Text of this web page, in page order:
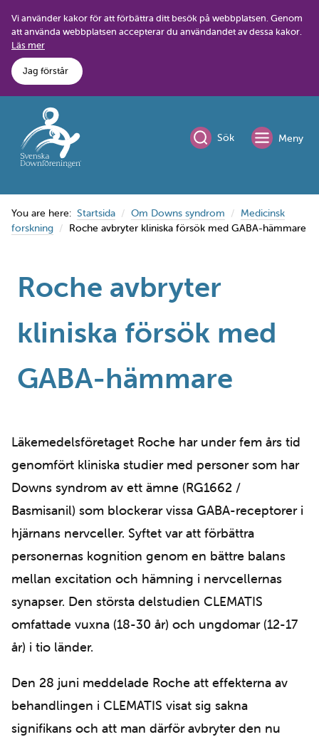
content
Vi använder kakor för att förbättra ditt besök på webbplatsen. Genom
att använda webbplatsen accepterar du användandet av dessa kakor.
Läs mer
Jag förstår
Sök Meny
You are here: Startsida Om Downs syndrom
Medicinsk
forskning
Roche avbryter kliniska försök med GABA-hämmare
Roche avbryter
kliniska försök med
GABA-hämmare
Läkemedelsföretaget Roche har under fem års tid
genomfört kliniska studier med personer som har
Downs syndrom av ett ämne (RG1662 /
Basmisanil) som blockerar vissa GABA-receptorer i
hjärnans nervceller. Syftet var att förbättra
personernas kognition genom en bättre balans
mellan excitation och hämning i nervcellernas
synapser. Den största delstudien CLEMATIS
omfattade vuxna (18-30 år) och ungdomar (12-17
år) i tio länder.
Den 28 juni meddelade Roche att effekterna av
behandlingen i CLEMATIS visat sig sakna
signifikans och att man därför avbryter den nu